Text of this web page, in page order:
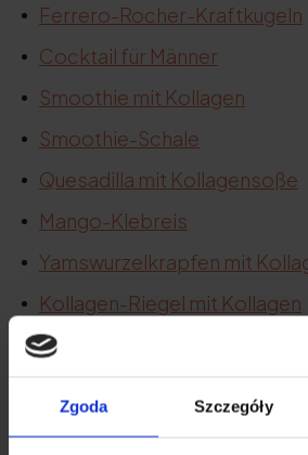
Zgoda Szczegóły
Ferrero-Rocher-Kraftkugeln
Cocktail für Männer
Smoothie mit Kollagen
Smoothie-Schale
Quesadilla mit Kollagensoße
Mango-Klebreis
Yamswurzelkrapfen mit
Kollagen-Riegel mit Kollagen
Falafel-Burger mit Kollagen